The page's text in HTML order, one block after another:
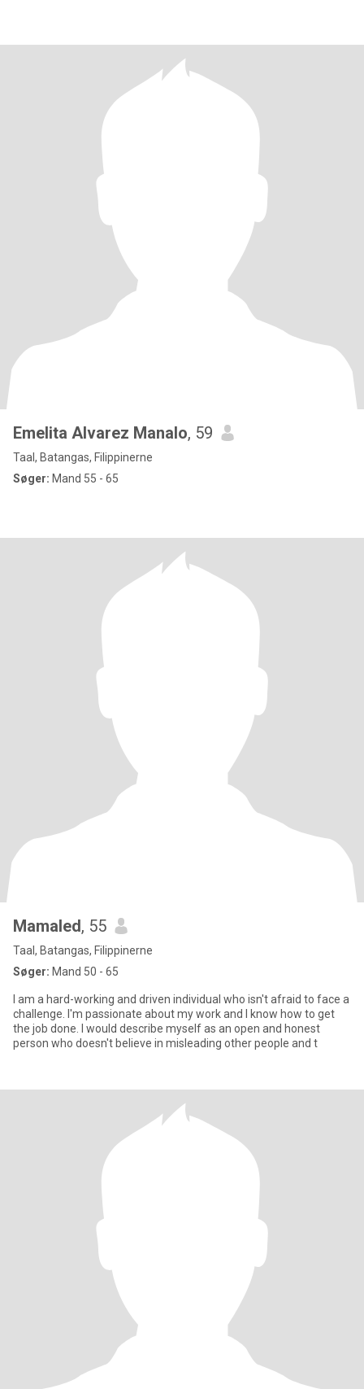
Emelita Alvarez Manalo, 59
Taal, Batangas, Filippinerne
Søger: Mand 55 - 65
Mamaled, 55
Taal, Batangas, Filippinerne
Søger: Mand 50 - 65
I am a hard-working and driven individual who isn't afraid to face a
challenge. I'm passionate about my work and I know how to get
the job done. I would describe myself as an open and honest
person who doesn't believe in misleading other people and t